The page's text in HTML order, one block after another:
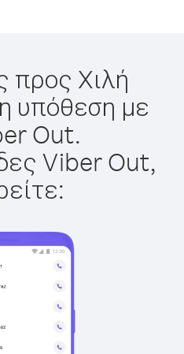
προς Χιλή
υπόθεση με
Out.
Viber Out,